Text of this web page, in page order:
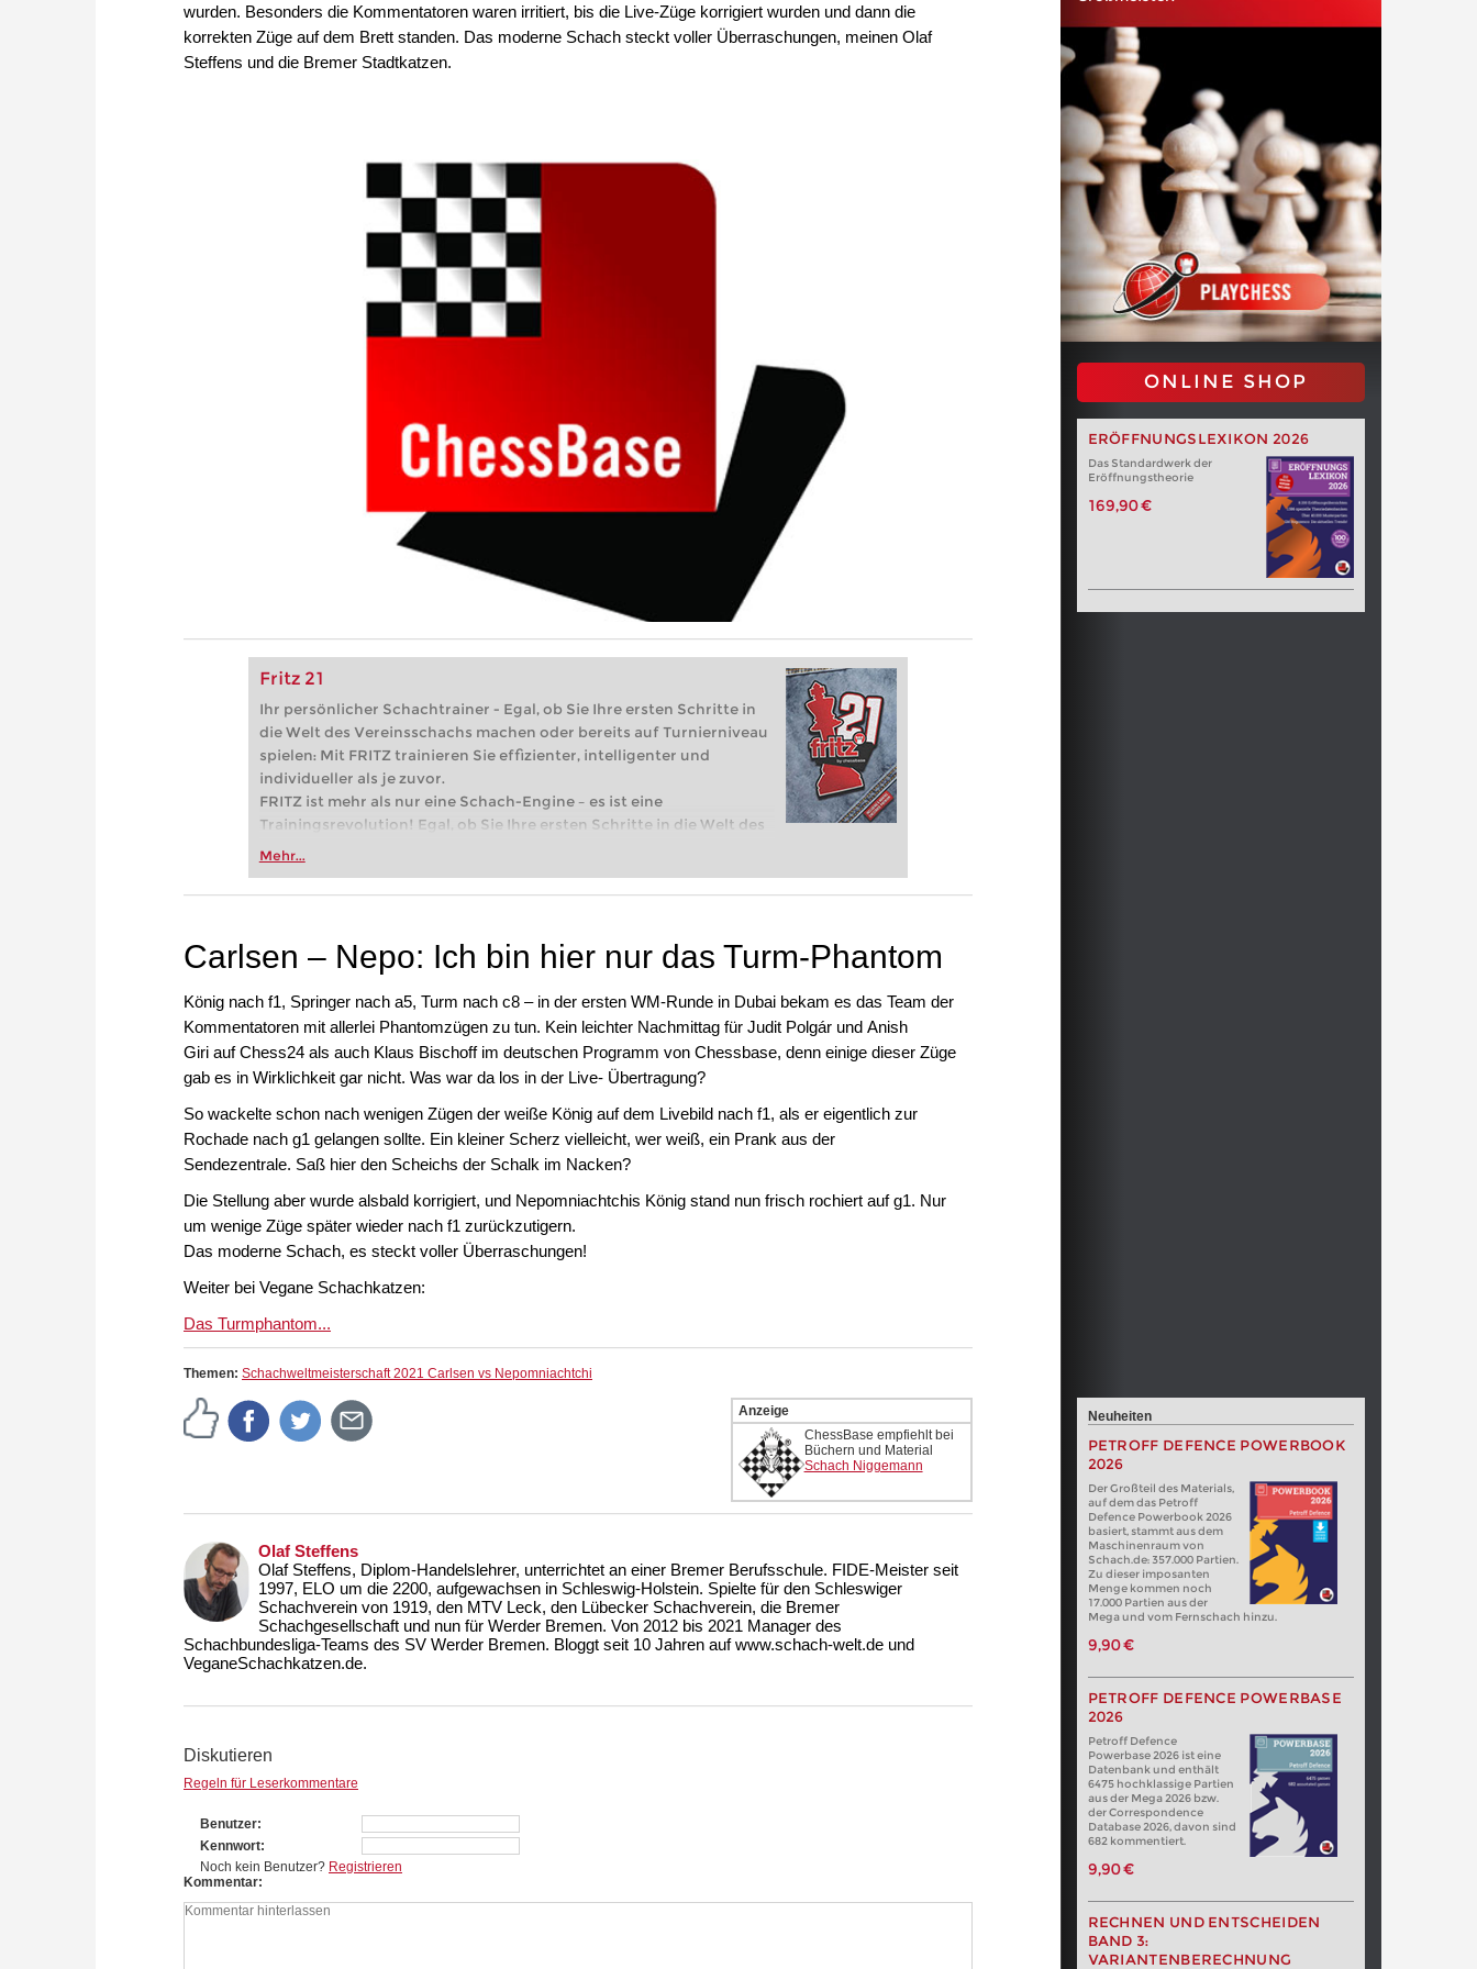
wurden. Besonders die Kommentatoren waren irritiert, bis die Live-Züge korrigiert wurden und dann die
korrekten Züge auf dem Brett standen. Das moderne Schach steckt voller Überraschungen, meinen Olaf
Steffens und die Bremer Stadtkatzen.
Fritz 21
Ihr persönlicher Schachtrainer - Egal, ob Sie Ihre ersten Schritte in
die Welt des Vereinsschachs machen oder bereits auf Turnierniveau
spielen: Mit FRITZ trainieren Sie effizienter, intelligenter und
individueller als je zuvor.
FRITZ ist mehr als nur eine Schach-Engine – es ist eine
Trainingsrevolution! Egal, ob Sie Ihre ersten Schritte in die Welt des
Vereinsschachs machen oder bereits auf Turnierniveau spielen: Mit
zuvor.
Mehr...
ONLINE SHOP
ERÖFFNUNGSLEXIKON 2026
Das Standardwerk der
Eröffnungstheorie
169,90 €
Carlsen – Nepo: Ich bin hier nur das Turm-Phantom
König nach f1, Springer nach a5, Turm nach c8 – in der ersten WM-Runde in Dubai bekam es das Team der
Kommentatoren mit allerlei Phantomzügen zu tun. Kein leichter Nachmittag für Judit Polgár und Anish
Giri auf Chess24 als auch Klaus Bischoff im deutschen Programm von Chessbase, denn einige dieser Züge
gab es in Wirklichkeit gar nicht. Was war da los in der Live- Übertragung?
So wackelte schon nach wenigen Zügen der weiße König auf dem Livebild nach f1, als er eigentlich zur
Rochade nach g1 gelangen sollte. Ein kleiner Scherz vielleicht, wer weiß, ein Prank aus der
Sendezentrale. Saß hier den Scheichs der Schalk im Nacken?
Die Stellung aber wurde alsbald korrigiert, und Nepomniachtchis König stand nun frisch rochiert auf g1. Nur
um wenige Züge später wieder nach f1 zurückzutigern.
Das moderne Schach, es steckt voller Überraschungen!
Weiter bei Vegane Schachkatzen:
Das Turmphantom...
Themen: Schachweltmeisterschaft 2021 Carlsen vs Nepomniachtchi
Anzeige
ChessBase empfiehlt bei
Büchern und Material
Schach Niggemann
Olaf Steffens
Olaf Steffens, Diplom-Handelslehrer, unterrichtet an einer Bremer Berufsschule. FIDE-Meister seit
1997, ELO um die 2200, aufgewachsen in Schleswig-Holstein. Spielte für den Schleswiger
Schachverein von 1919, den MTV Leck, den Lübecker Schachverein, die Bremer
Schachgesellschaft und nun für Werder Bremen. Von 2012 bis 2021 Manager des
Schachbundesliga-Teams des SV Werder Bremen. Bloggt seit 10 Jahren auf www.schach-welt.de und
VeganeSchachkatzen.de.
Diskutieren
Regeln für Leserkommentare
Benutzer
Kennwort
Noch kein Benutzer? Registrieren
Kommentar
Neuheiten
PETROFF DEFENCE POWERBOOK
2026
Der Großteil des Materials,
auf dem das Petroff
Defence Powerbook 2026
basiert, stammt aus dem
Maschinenraum von
Schach.de: 357.000 Partien.
Zu dieser imposanten
Menge kommen noch
17.000 Partien aus der
Mega und vom Fernschach hinzu.
9,90 €
PETROFF DEFENCE POWERBASE
2026
Petroff Defence
Powerbase 2026 ist eine
Datenbank und enthält
6475 hochklassige Partien
aus der Mega 2026 bzw.
der Correspondence
Database 2026, davon sind
682 kommentiert.
9,90 €
RECHNEN UND ENTSCHEIDEN
BAND 3:
VARIANTENBERECHNUNG